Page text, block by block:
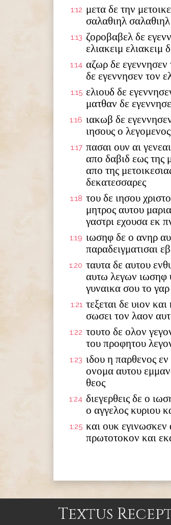
1:12 μετα δε την
σαλαθιηλ
1:13 ζοροβαβελ δε
ελιακειμ ελιακειμ
1:14 αζωρ δε
δε εγεννησεν τον
1:15 ελιουδ δε
ματθαν δε
1:16 ιακωβ δε
ιησους ο
1:17 πασαι ουν αι
απο δαβιδ εως της
απο της
δεκατεσσαρες
1:18 του δε ιησου
μητρος αυτου
γαστρι εχουσα εκ
1:19 ιωσηφ δε ο ανηρ
παραδειγματισαι
1:20 ταυτα δε αυτου
αυτω λεγων ιωσηφ
γυναικα σου το
1:21 τεξεται δε υιον
σωσει τον λαον
1:22 τουτο δε ολον
του προφητου
1:23 ιδου η παρθενος εν
ονομα αυτου
θεος
1:24 διεγερθεις δε ο
ο αγγελος κυριου
1:25 και ουκ εγινωσκεν
πρωτοτοκον και
Textus